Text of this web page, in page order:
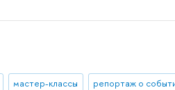
мастер-классы
репортаж о